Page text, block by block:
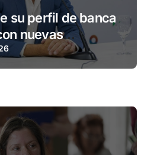
su perfil de banca
nuevas
familias y